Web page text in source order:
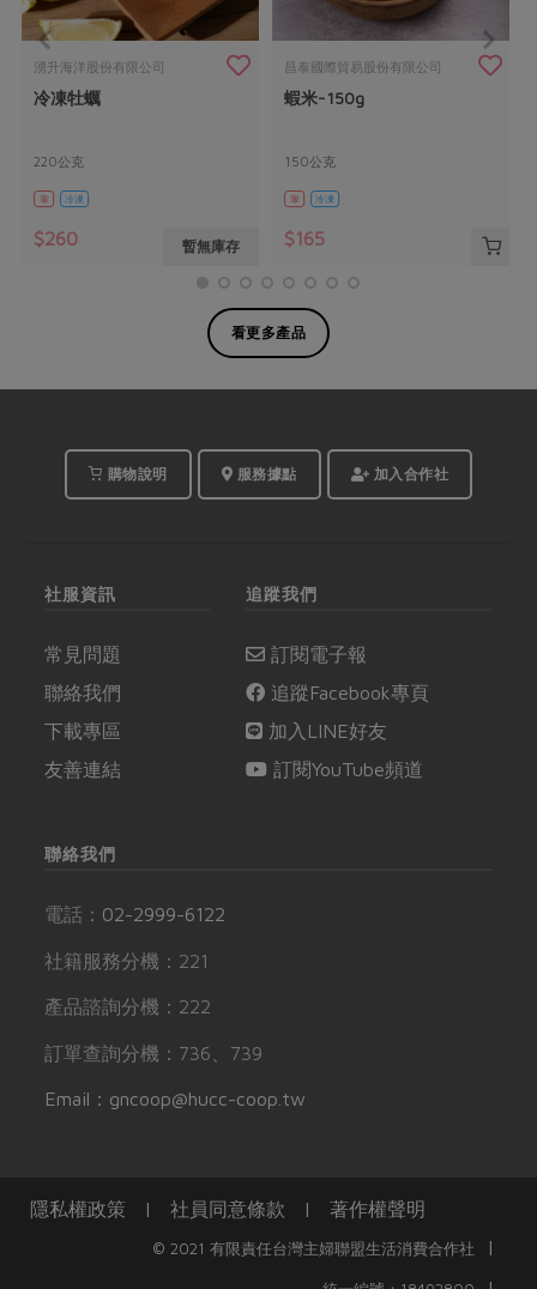
湧升海洋股份有限公司
冷凍牡蠣
220公克
葷 冷凍
$260 暫無庫存
昌泰國際貿易股份有限公司
蝦米-150g
150公克
葷 冷凍
$165
看更多產品
購物說明 服務據點 加入合作社
社服資訊
常見問題
聯絡我們
下載專區
友善連結
追蹤我們
訂閱電子報
追蹤Facebook專頁
加入LINE好友
訂閱YouTube頻道
聯絡我們
電話： 02-2999-6122
社籍服務分機：221
產品諮詢分機：222
訂單查詢分機：736、739
Email：gncoop@hucc-coop.tw
隱私權政策 | 社員同意條款 | 著作權聲明
© 2021 有限責任台灣主婦聯盟生活消費合作社 |